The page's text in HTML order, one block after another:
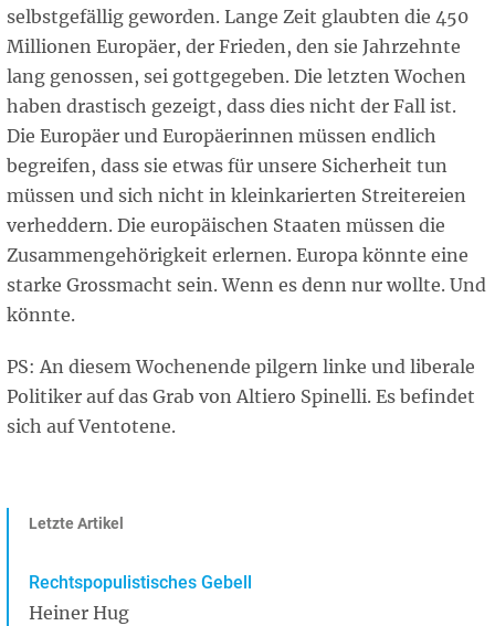
selbstgefällig geworden. Lange Zeit glaubten die 450
Millionen Europäer, der Frieden, den sie Jahrzehnte
lang genossen, sei gottgegeben. Die letzten Wochen
haben drastisch gezeigt, dass dies nicht der Fall ist.
Die Europäer und Europäerinnen müssen endlich
begreifen, dass sie etwas für unsere Sicherheit tun
müssen und sich nicht in kleinkarierten Streitereien
verheddern. Die europäischen Staaten müssen die
Zusammengehörigkeit erlernen. Europa könnte eine
starke Grossmacht sein. Wenn es denn nur wollte. Und
könnte.
PS: An diesem Wochenende pilgern linke und liberale
Politiker auf das Grab von Altiero Spinelli. Es befindet
sich auf Ventotene.
Letzte Artikel
Rechtspopulistisches Gebell
Heiner Hug